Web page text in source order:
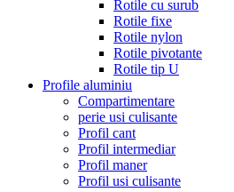
Rotile cu surub
Rotile fixe
Rotile nylon
Rotile pivotante
Rotile tip U
Profile aluminiu
Compartimentare
perie usi culisante
Profil cant
Profil intermediar
Profil maner
Profil usi culisante